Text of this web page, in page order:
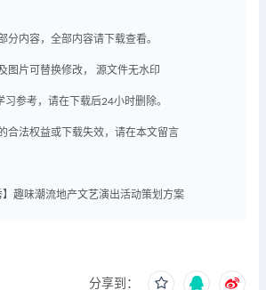
分内容，全部内容请下载查看。
图片可替换修改， 源文件无水印
习参考，请在下载后24小时删除。
合法权益或下载失效，请在本文留言
】趣味潮流地产文艺演出活动策划方案
分享到：